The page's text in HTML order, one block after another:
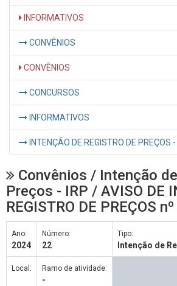
INFORMATIVOS
CONVÊNIOS
CONVÊNIOS
CONCURSOS
INFORMATIVOS
INTENÇÃO DE REGISTRO DE PREÇOS -
Convênios / Intenção
Preços - IRP / AVISO DE
REGISTRO DE PREÇOS
Ano:
2024
Número:
22
Tipo:
Intenção de
Local: Ramo de atividade:
-